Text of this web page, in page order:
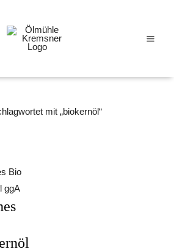
mit „biokernöl“
Preisspanne:
€5,90
bis
Varianten